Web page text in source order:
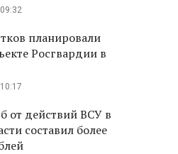
планировали
Росгвардии в
от действий ВСУ в
составил более